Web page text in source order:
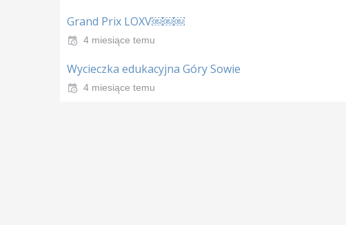
Grand Prix LOXV￼￼￼
4 miesiące temu
Wycieczka edukacyjna Góry Sowie
4 miesiące temu